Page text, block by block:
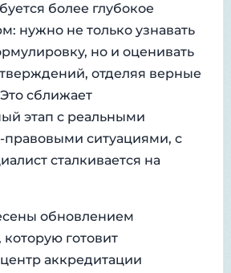
более глубокое
нужно не только узнавать
но и оценивать
отделяя верные
сближает
этап с реальными
правовыми ситуациями, с
сталкивается на
обновлением
готовит
аккредитации